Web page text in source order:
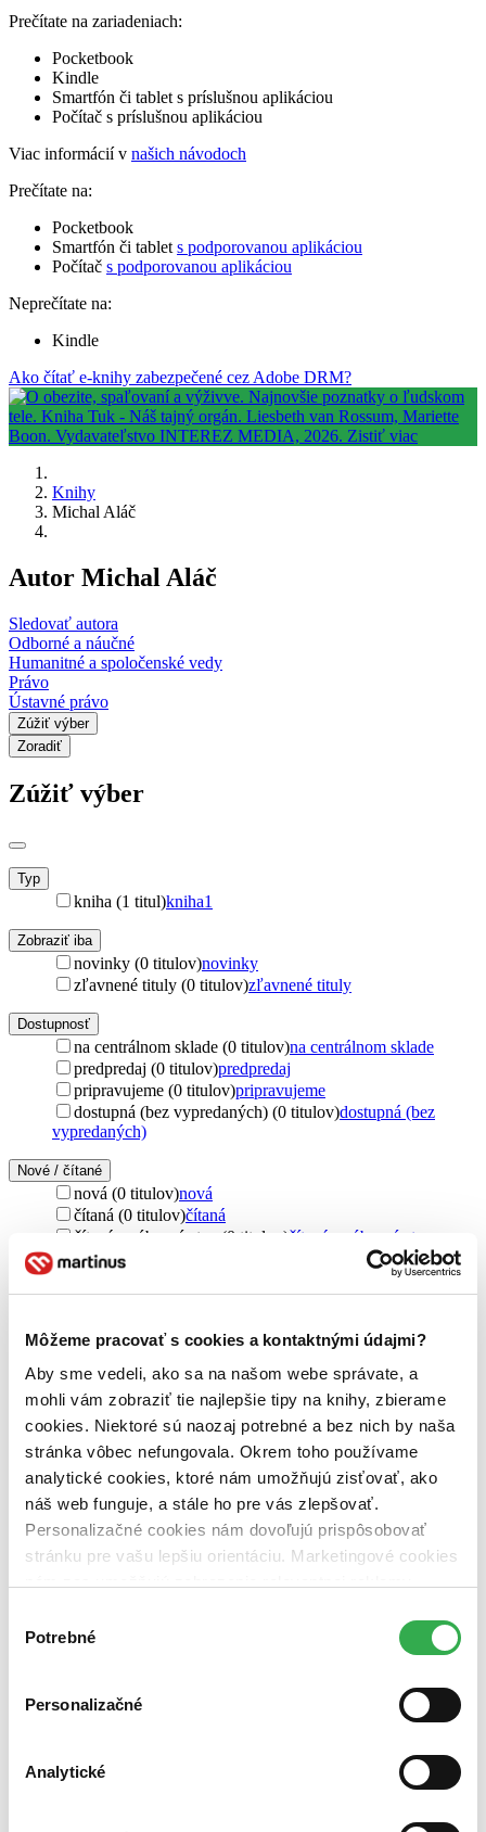
Môžeme pracovať s cookies a kontaktnými údajmi?
Aby sme vedeli, ako sa na našom webe správate, a
mohli vám zobraziť tie najlepšie tipy na knihy, zbierame
cookies. Niektoré sú naozaj potrebné a bez nich by naša
stránka vôbec nefungovala. Okrem toho používame
analytické cookies, ktoré nám umožňujú zisťovať, ako
náš web funguje, a stále ho pre vás zlepšovať.
Personalizačné cookies nám dovoľujú prispôsobovať
stránku pre vašu lepšiu orientáciu. Marketingové cookies
nám pomohlo, keby sme mohli používať všetky tieto
súhlasu
Potrebné
Personalizačné
Analytické
Prečítate na zariadeniach:
Pocketbook
Kindle
Smartfón či tablet s príslušnou aplikáciou
Počítač s príslušnou aplikáciou
Viac informácií v našich návodoch
Prečítate na:
Pocketbook
Smartfón či tablet s podporovanou aplikáciou
Počítač s podporovanou aplikáciou
Neprečítate na:
Kindle
Ako čítať e-knihy zabezpečené cez Adobe DRM?
Knihy
Michal Aláč
Autor Michal Aláč
Sledovať autora
Odborné a náučné
Humanitné a spoločenské vedy
Právo
Ústavné právo
Zúžiť výber
Zoradiť
Zúžiť výber
Typ
kniha (1 titul)kniha1
Zobraziť iba
novinky (0 titulov)novinky
zľavnené tituly (0 titulov)zľavnené tituly
Dostupnosť
na centrálnom sklade (0 titulov)na centrálnom sklade
predpredaj (0 titulov)predpredaj
pripravujeme (0 titulov)pripravujeme
dostupná (bez vypredaných) (0 titulov)dostupná (bez
vypredaných)
Nové / čítané
nová (0 titulov)nová
čítaná (0 titulov)čítaná
čítaná - výborný stav (0 titulov)čítaná - výborný stav
čítaná - mierne opotrebovaná (0 titulov)
čítaná - mierne
čítané verzie vypredaných kníh (0 titulov)čítané verzie
slovenčina (1 titul)slovenčina1
Vydavateľstvo
C. H. Beck (1 titul) C. H. Beck
Väzba
brožovaná väzba (1 titul)brožovaná väzba1
Zoradiť
Top hodnotené
Najlacnejšie